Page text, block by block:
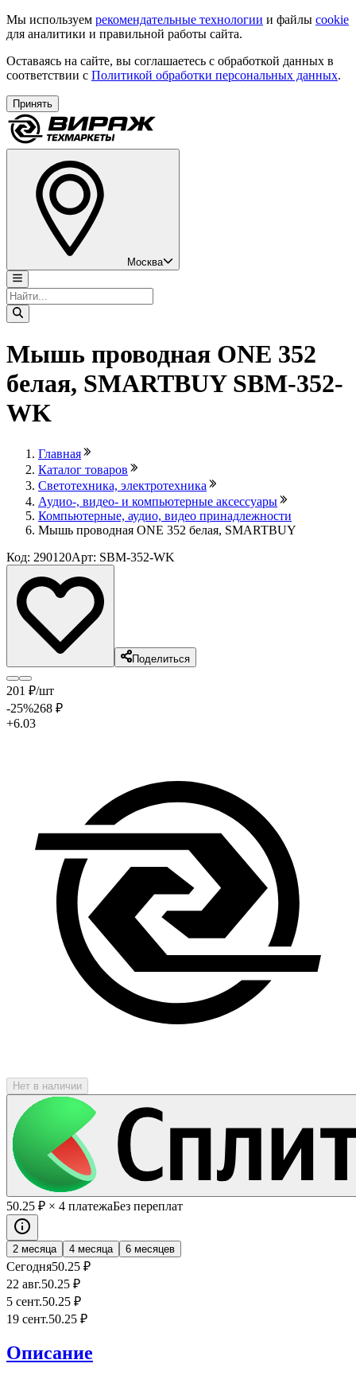
Мы используем рекомендательные технологии и файлы cookie
для аналитики и правильной работы сайта.
Оставаясь на сайте, вы соглашаетесь с обработкой данных в
соответствии с Политикой обработки персональных данных.
Принять
Москва
Мышь проводная ONE 352
белая, SMARTBUY SBM-352-
WK
Главная
Каталог товаров
Светотехника, электротехника
Аудио-, видео- и компьютерные аксессуары
Компьютерные, аудио, видео принадлежности
Мышь проводная ONE 352 белая, SMARTBUY
Код: 290120Арт: SBM-352-WK
Поделиться
201 ₽/шт
-25%268 ₽
+6.03
Нет в наличии
50.25 ₽ × 4 платежаБез переплат
2 месяца 4 месяца 6 месяцев
Сегодня50.25 ₽
22 авг.50.25 ₽
5 сент.50.25 ₽
19 сент.50.25 ₽
Описание